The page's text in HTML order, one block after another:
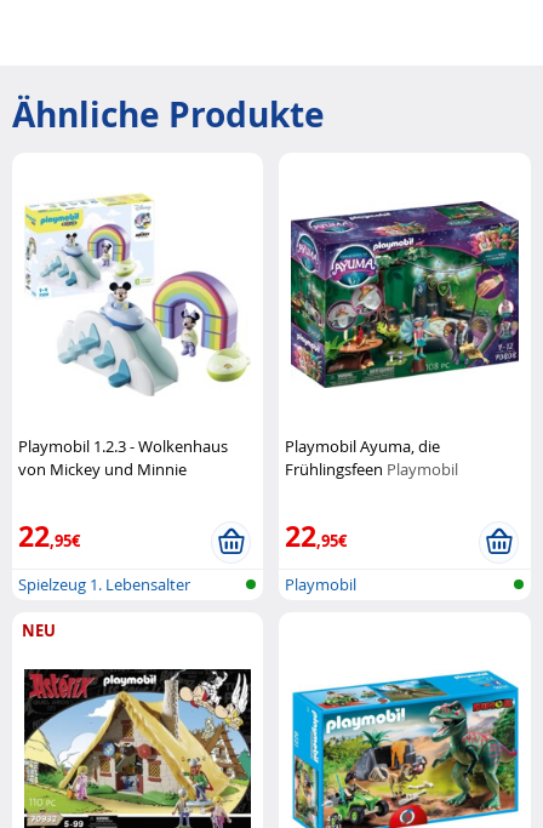
Ähnliche Produkte
Playmobil 1.2.3 - Wolkenhaus
von Mickey und Minnie
22,95€
Spielzeug 1. Lebensalter
Playmobil Ayuma, die
Frühlingsfeen Playmobil
22,95€
Playmobil
NEU